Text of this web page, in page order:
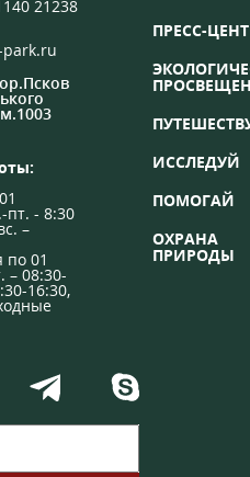
21238
park.ru
пт. - 8:30
–
по 01
– 08:30-
16:30,
ПРЕСС-
ИССЛЕДУЙ
ПОМОГАЙ
ОХРАНА
ПРИРОДЫ